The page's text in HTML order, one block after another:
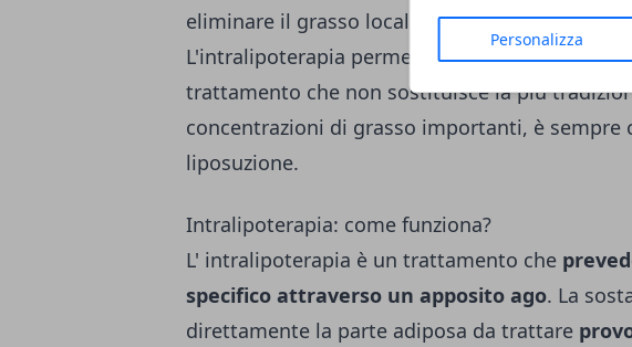
Personalizza
eliminare il grasso localizzato nell'interno
L'intralipoterapia permette di rimodellare il
trattamento che non sostituisce la più
concentrazioni di grasso importanti, è
liposuzione.
Intralipoterapia: come funziona?
L' intralipoterapia è un trattamento che
specifico attraverso un apposito ago. La
direttamente la parte adiposa da trattare